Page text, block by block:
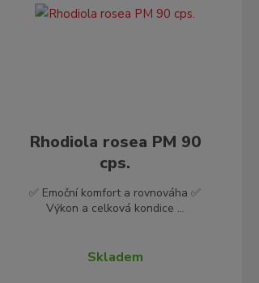
Rhodiola rosea PM 90
cps.
✅ Emoční komfort a rovnováha ✅
Výkon a celková kondice ...
Skladem